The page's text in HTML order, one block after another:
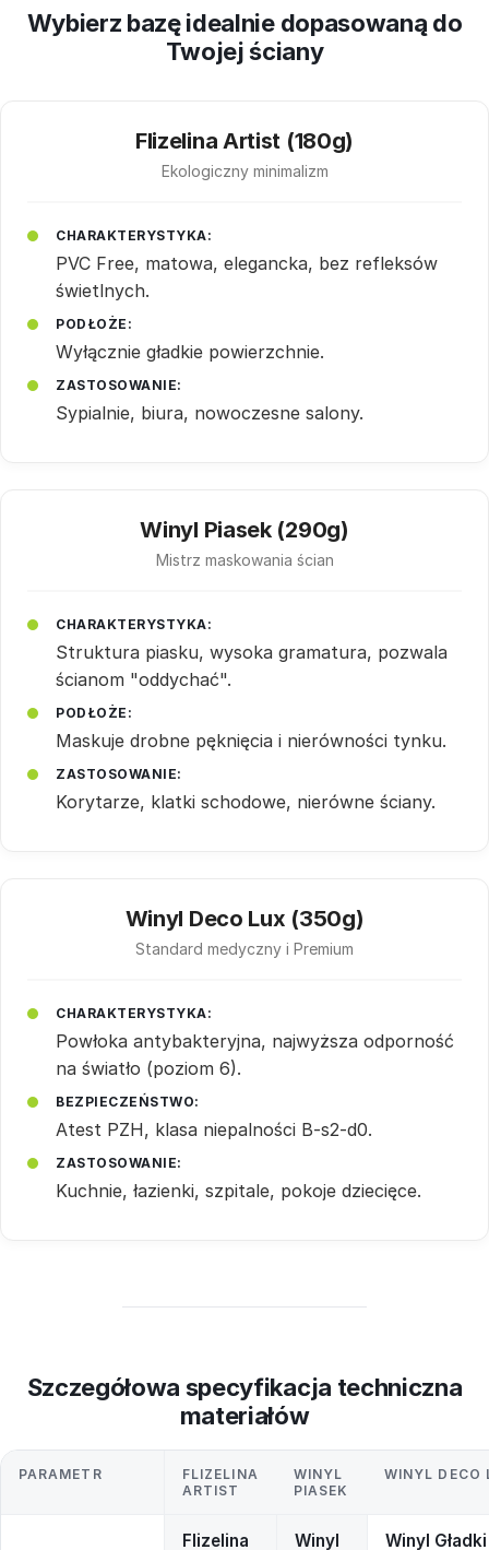
Wybierz bazę idealnie dopasowaną do
Twojej ściany
Flizelina Artist (180g)
Ekologiczny minimalizm
CHARAKTERYSTYKA:
PVC Free, matowa, elegancka, bez refleksów
świetlnych.
PODŁOŻE:
Wyłącznie gładkie powierzchnie.
ZASTOSOWANIE:
Sypialnie, biura, nowoczesne salony.
Winyl Piasek (290g)
Mistrz maskowania ścian
CHARAKTERYSTYKA:
Struktura piasku, wysoka gramatura, pozwala
ścianom "oddychać".
PODŁOŻE:
Maskuje drobne pęknięcia i nierówności tynku.
ZASTOSOWANIE:
Korytarze, klatki schodowe, nierówne ściany.
Winyl Deco Lux (350g)
Standard medyczny i Premium
CHARAKTERYSTYKA:
Powłoka antybakteryjna, najwyższa odporność
na światło (poziom 6).
BEZPIECZEŃSTWO:
Atest PZH, klasa niepalności B-s2-d0.
ZASTOSOWANIE:
Kuchnie, łazienki, szpitale, pokoje dziecięce.
Szczegółowa specyfikacja techniczna
materiałów
PARAMETR
FLIZELINA
ARTIST
WINYL
PIASEK
WINYL DECO
Flizelina Winyl Winyl Gładki